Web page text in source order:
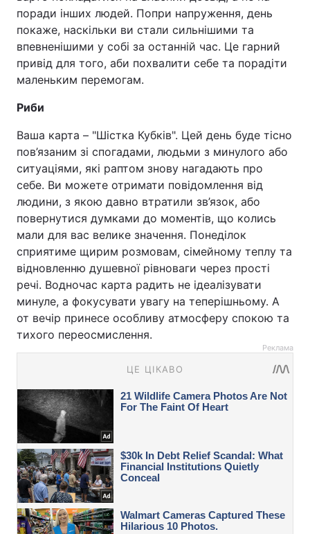
поради інших людей. Попри напруження, день
покаже, наскільки ви стали сильнішими та
впевненішими у собі за останній час. Це гарний
привід для того, аби похвалити себе та порадіти
маленьким перемогам.
Риби
Ваша карта – "Шістка Кубків". Цей день буде тісно
пов’язаним зі спогадами, людьми з минулого або
ситуаціями, які раптом знову нагадають про
себе. Ви можете отримати повідомлення від
людини, з якою давно втратили зв’язок, або
повернутися думками до моментів, що колись
мали для вас велике значення. Понеділок
сприятиме щирим розмовам, сімейному теплу та
відновленню душевної рівноваги через прості
речі. Водночас карта радить не ідеалізувати
минуле, а фокусувати увагу на теперішньому. А
от вечір принесе особливу атмосферу спокою та
тихого переосмислення.
Реклама